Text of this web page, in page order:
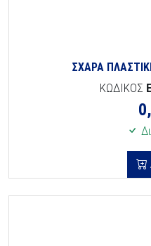
ΣΧΑΡΑ
ΚΩΔΙΚΟΣ